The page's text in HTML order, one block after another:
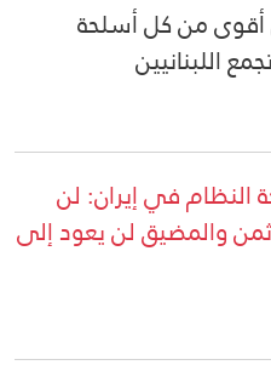
أقوى من كل أسلحة
اللبنانيين
في إيران: لن
والمضيق لن يعود إلى